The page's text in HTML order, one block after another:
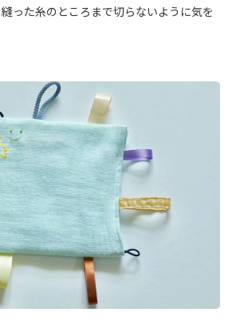
った糸のところまで切らないように気を